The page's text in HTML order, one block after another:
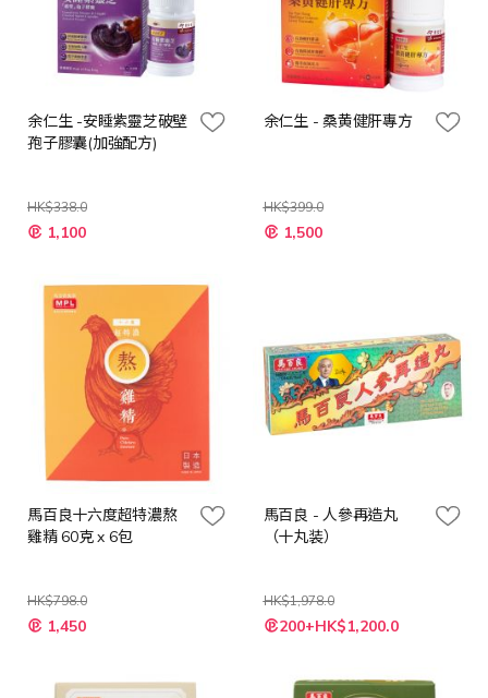
余仁生 -安睡紫靈芝破壁
孢子膠囊(加強配方)
HK$338.0
特
殊 1,100
余仁生 - 桑黄健肝專方
HK$399.0
特
殊 1,500
馬百良十六度超特濃熬
雞精 60克 x 6包
HK$798.0
特
殊 1,450
馬百良 - 人參再造丸
（十丸装）
HK$1,978.0
特
殊 200+HK$1,200.0